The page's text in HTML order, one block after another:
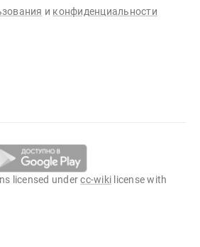
и конфиденциальности
licensed undercc-wiki license with